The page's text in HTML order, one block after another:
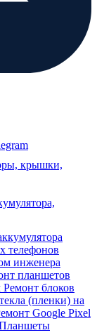
крышки,
телефонов
инженера
планшетов
Ремонт блоков
(пленки) на
Google Pixel